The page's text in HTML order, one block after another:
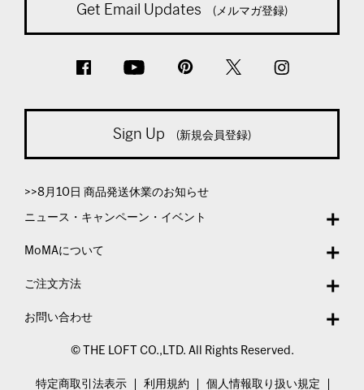
Get Email Updates (メルマガ登録)
Sign Up (新規会員登録)
>>8月10日 商品発送休業のお知らせ
ニュース・キャンペーン・イベント
MoMAについて
ご注文方法
お問い合わせ
© THE LOFT CO.,LTD. All Rights Reserved.
特定商取引法表示 利用規約 個人情報取り扱い規定